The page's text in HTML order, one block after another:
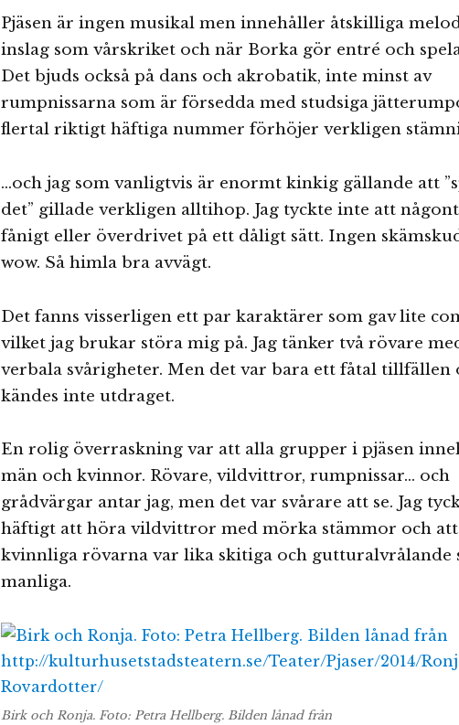
Pjäsen är ingen musikal men innehåller åtskilliga
inslag som vårskriket och när Borka gör entré och
Det bjuds också på dans och akrobatik, inte minst av
rumpnissarna som är försedda med studsiga
flertal riktigt häftiga nummer förhöjer verkligen
…och jag som vanligtvis är enormt kinkig gällande att
det” gillade verkligen alltihop. Jag tyckte inte att
fånigt eller överdrivet på ett dåligt sätt. Ingen
wow. Så himla bra avvägt.
Det fanns visserligen ett par karaktärer som gav lite
vilket jag brukar störa mig på. Jag tänker två rövare
verbala svårigheter. Men det var bara ett fåtal tillfällen
kändes inte utdraget.
En rolig överraskning var att alla grupper i pjäsen
män och kvinnor. Rövare, vildvittror, rumpnissar… och
grådvärgar antar jag, men det var svårare att se. Jag
häftigt att höra vildvittror med mörka stämmor och att
kvinnliga rövarna var lika skitiga och gutturalvrålande
manliga.
Birk och Ronja. Foto: Petra Hellberg. Bilden lånad från